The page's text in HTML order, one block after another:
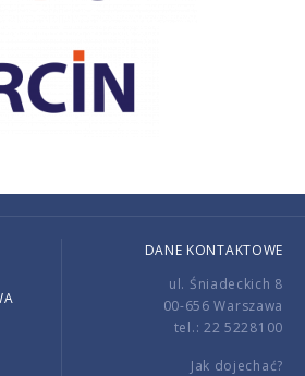
DANE KONTAKTOWE
ul. Śniadeckich 8
00-656 Warszawa
tel.: 22 5228100
Jak dojechać?